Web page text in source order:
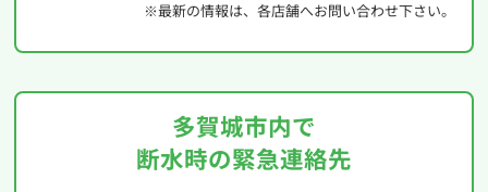
※最新の情報は、各店舗へお問い合わせ下さい。
多賀城市内で
断水時の緊急連絡先